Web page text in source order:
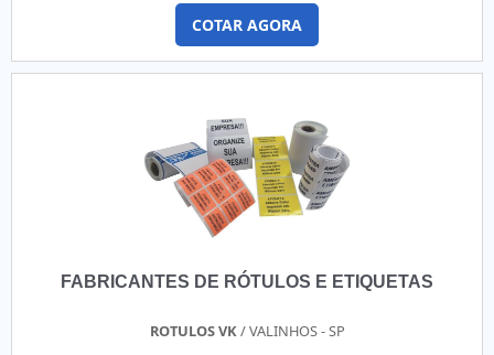
informações para potenciais consumidores, como data de
fabricação e validade do produto, além de permitir a
rastreabilidade do produto.MAIS DETALHES IMPORTANTES
SOBRE A EMPRESAOs fabricantes atuam em diversas áreas,
COTAR AGORA
FABRICANTES DE RÓTULOS E ETIQUETAS
ROTULOS VK / VALINHOS - SP